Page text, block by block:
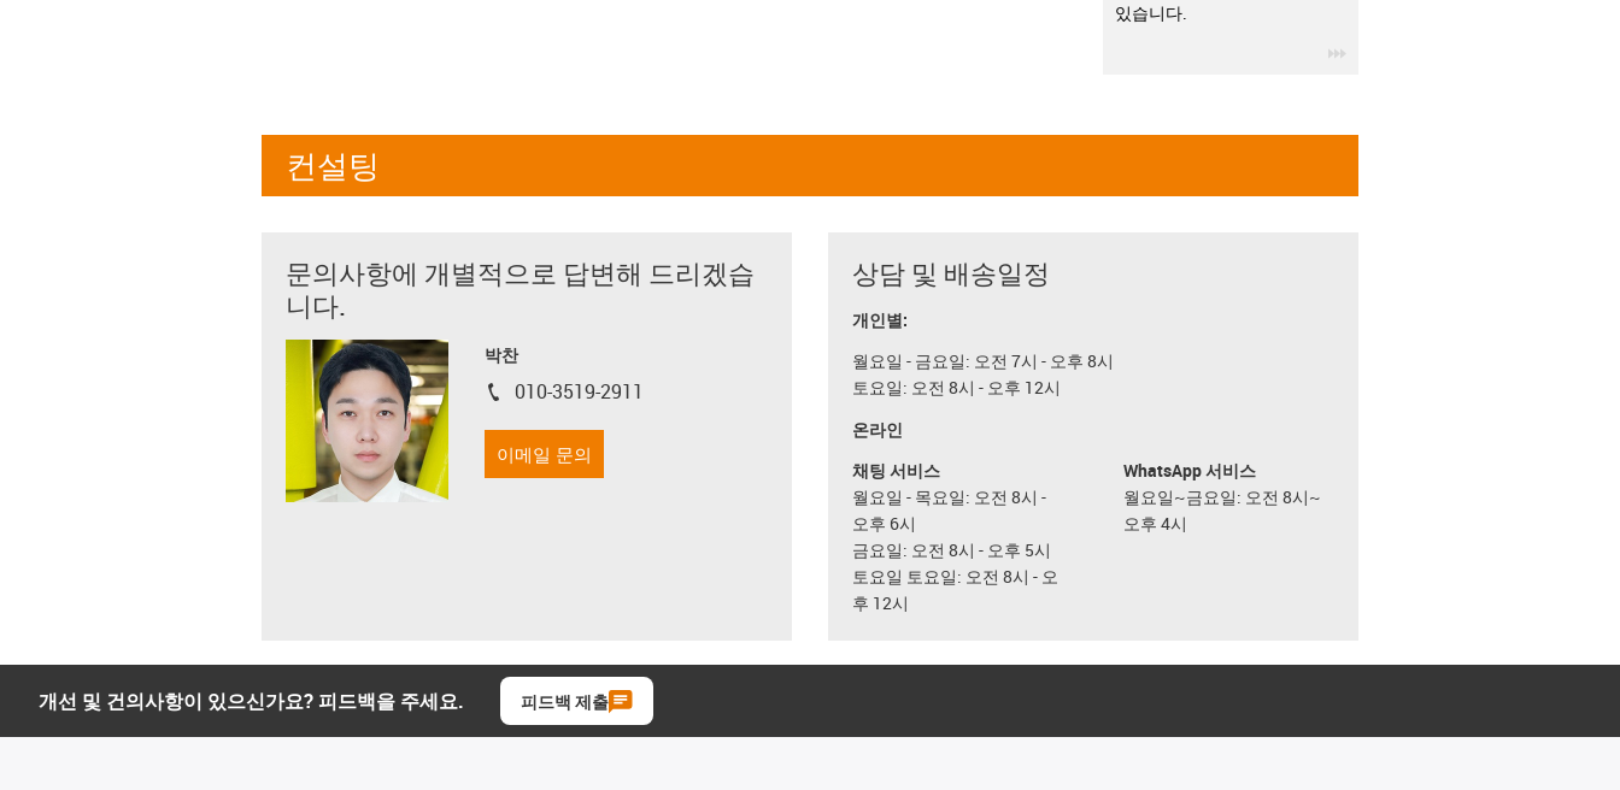
있습니다.
컨설팅
문의사항에 개별적으로 답변해 드리겠습
니다.
박찬
igus-icon-phone
010-3519-2911
이메일 문의
상담 및 배송일정
개인별:
월요일 - 금요일: 오전 7시 - 오후 8시
토요일: 오전 8시 - 오후 12시
온라인
채팅 서비스
월요일 - 목요일: 오전 8시 -
오후 6시
금요일: 오전 8시 - 오후 5시
토요일 토요일: 오전 8시 - 오
후 12시
WhatsApp 서비스
월요일~금요일: 오전 8시~
오후 4시
개선 및 건의사항이 있으신가요? 피드백을 주세요. 피드백 제출